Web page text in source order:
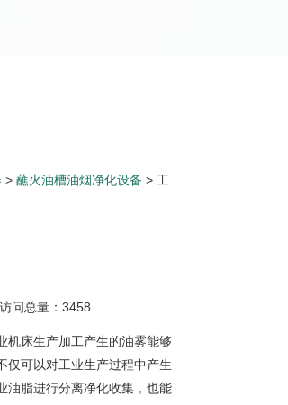
> 蘸火油槽油烟净化设备 > 工
访问总量：3458
机床生产加工产生的油雾能够
仅可以对工业生产过程中产生
油脂进行分离净化收集，也能